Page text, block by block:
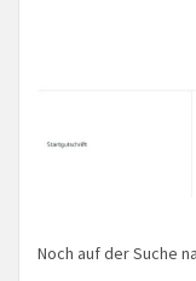
Noch auf der Suche